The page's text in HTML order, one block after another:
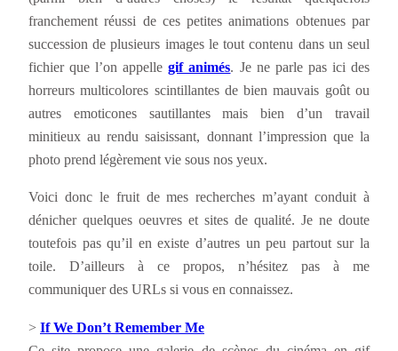
franchement réussi de ces petites animations obtenues par
succession de plusieurs images le tout contenu dans un seul
fichier que l’on appellegif animés. Je ne parle pas ici des
horreurs multicolores scintillantes de bien mauvais goût ou
autres emoticones sautillantes mais bien d’un travail
minitieux au rendu saisissant, donnant l’impression que la
photo prend légèrement vie sous nos yeux.
Voici donc le fruit de mes recherches m’ayant conduit à
dénicher quelques oeuvres et sites de qualité. Je ne doute
toutefois pas qu’il en existe d’autres un peu partout sur la
toile. D’ailleurs à ce propos, n’hésitez pas à me
communiquer des URLs si vous en connaissez.
> If We Don’t Remember Me